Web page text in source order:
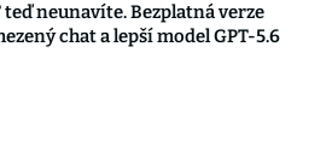
teď neunavíte. Bezplatná verze
chat a lepší model GPT-5.6